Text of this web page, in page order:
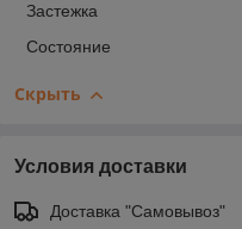
Застежка
Состояние
Скрыть
Условия доставки
Доставка "Самовывоз"